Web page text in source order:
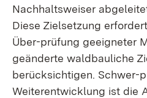
Nachhaltsweiser
Diese Zielsetzung
Über-prüfung geeigneter
geänderte waldbauliche
berücksichtigen. Schwer-
Weiterentwicklung ist die